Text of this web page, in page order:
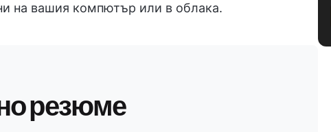
на вашия компютър или в облака.
резюме